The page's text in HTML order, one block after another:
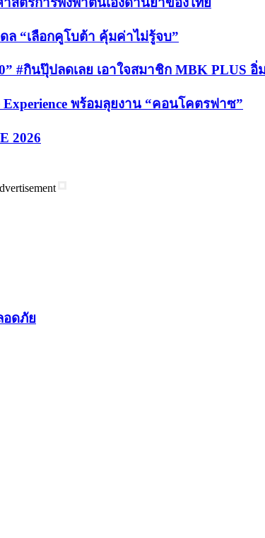
ล “เลือกคูโบต้า คุ้มค่าไม่รู้จบ”
#กินปุ๊ปลดเลย เอาใจสมาชิก MBK PLUS
พร้อมลุยงาน “คอนโคตรฟาซ”
2026
อดภัย​